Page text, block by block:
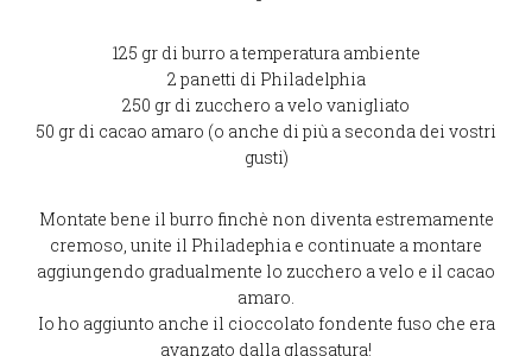
125 gr di burro a temperatura ambiente
2 panetti di Philadelphia
250 gr di zucchero a velo vanigliato
50 gr di cacao amaro (o anche di più a seconda dei vostri
gusti)
Montate bene il burro finchè non diventa estremamente
cremoso, unite il Philadephia e continuate a montare
aggiungendo gradualmente lo zucchero a velo e il cacao
amaro.
Io ho aggiunto anche il cioccolato fondente fuso che era
avanzato dalla glassatura!